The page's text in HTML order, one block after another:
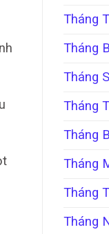
Tháng
Tháng
Tháng
Tháng
Tháng
Tháng
Tháng
Tháng